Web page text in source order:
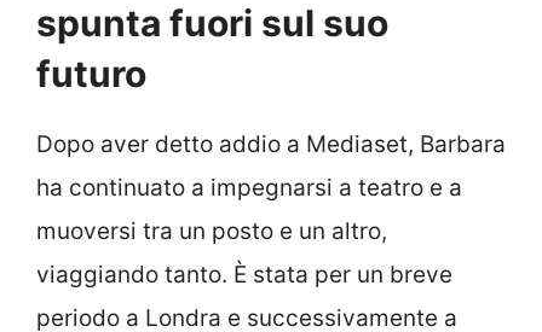
spunta fuori sul suo
futuro
Dopo aver detto addio a Mediaset, Barbara
ha continuato a impegnarsi a teatro e a
muoversi tra un posto e un altro,
viaggiando tanto. È stata per un breve
periodo a Londra e successivamente a